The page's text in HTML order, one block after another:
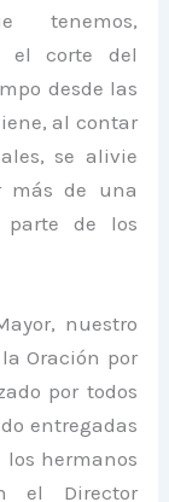
tenemos,
el corte del
desde las
al contar
se alivie
más de una
parte de los
nuestro
Oración por
por todos
entregadas
hermanos
el Director